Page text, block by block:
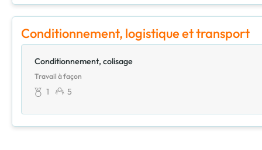
Conditionnement, logistique et transport
Conditionnement, colisage
Travail à façon
1 5